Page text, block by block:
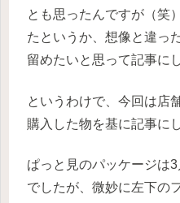
とも思ったんですが（笑
たというか、想像と違っ
留めたいと思って記事に
というわけで、今回は店
購入した物を基に記事に
ぱっと見のパッケージは
でしたが、微妙に左下の